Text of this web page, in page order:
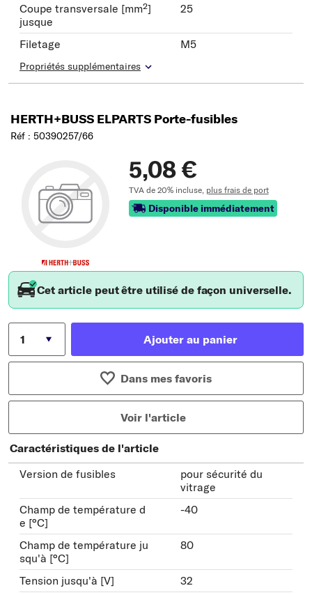
Coupe transversale [mm²]
jusque
25
Filetage M5
Propriétés supplémentaires
HERTH+BUSS ELPARTS Porte-fusibles
Réf : 50390257/66
5,08 €
TVA de 20% incluse, plus frais de port
Disponible immédiatement
Cet article peut être utilisé de façon universelle.
Ajouter au panier
Dans mes favoris
Voir l'article
Caractéristiques de l'article
Version de fusibles
pour sécurité du
vitrage
Champ de température d
e [°C]
-40
Champ de température ju
squ'à [°C]
80
Tension jusqu'à [V]
32